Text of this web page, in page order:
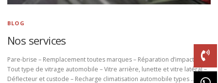
BLOG
Nos services
Pare-brise – Remplacement toutes marques – Réparation d’impact(s) –
Tout type de vitrage automobile – Vitre arrière, lunette et vitre latéral –
Déflecteur et custode – Recharge climatisation automobile types …